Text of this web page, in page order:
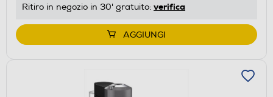
Ritiro in negozio in 30' gratuito: verifica
AGGIUNGI